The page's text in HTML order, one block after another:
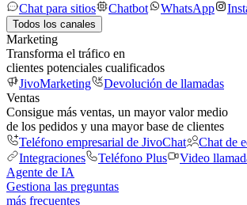
Chat para sitios
Chatbot WhatsApp
Todos los canales
Marketing
Transforma el tráfico en
clientes potenciales cualificados
JivoMarketing
Devolución de llamadas
Ventas
Consigue más ventas, un mayor valor medio
de los pedidos y una mayor base de clientes
Teléfono empresarial de JivoChat
Chat de
Integraciones
Teléfono Plus Video
Agente de IA
Gestiona las preguntas
más frecuentes